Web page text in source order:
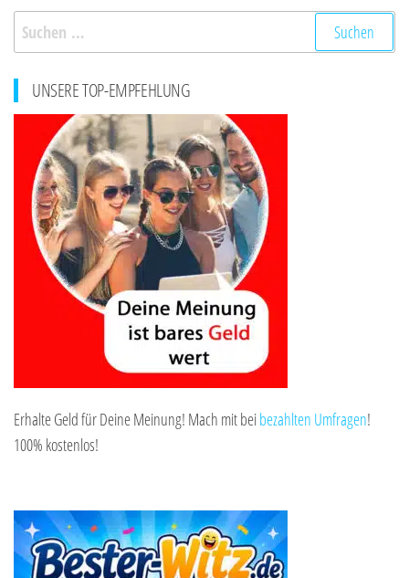
Suchen
nach:
UNSERE TOP-EMPFEHLUNG
Erhalte Geld für Deine Meinung! Mach mit beibezahlten Umfragen!
100% kostenlos!